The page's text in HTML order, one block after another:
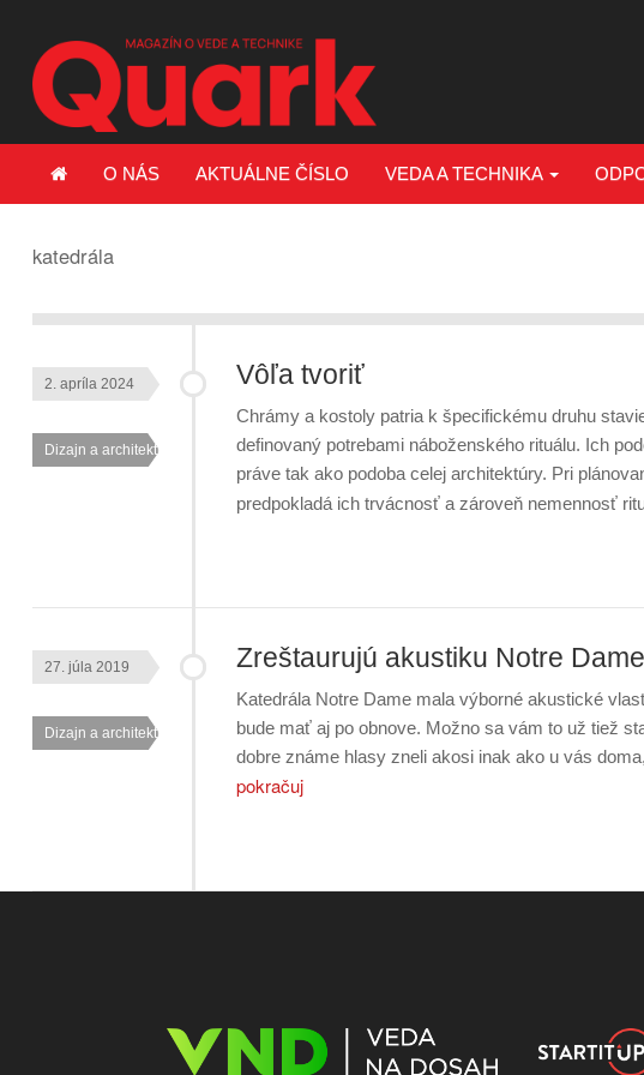
O NÁS AKTUÁLNE ČÍSLO VEDA A TECHNIKA
katedrála
Vôľa tvoriť
2. apríla 2024
Dizajn a architektúra
Chrámy a kostoly patria k špecifickému druhu
definovaný potrebami náboženského rituálu. Ich
práve tak ako podoba celej architektúry. Pri
predpokladá ich trvácnosť a zároveň nemennosť
Zreštaurujú akustiku Notre
27. júla 2019
Dizajn a architektúra
Katedrála Notre Dame mala výborné akustické
bude mať aj po obnove. Možno sa vám to už tiež
dobre známe hlasy zneli akosi inak ako u vás
pokračuj